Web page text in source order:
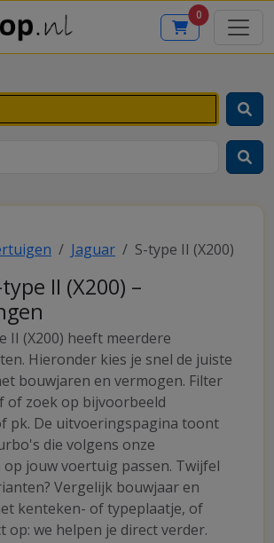
0
Jaguar S-type II (X200)
II (X200) –
II (X200) heeft meerdere
Hieronder kies je snel de juiste
bouwjaren en vermogen. Filter
of zoek op bijvoorbeeld
pk. De uitvoeringspagina toont
die volgens onze
jouw voertuig passen. Twijfel
Vergelijk bouwjaar en
kenteken- of typeplaatje, of
op: we helpen je direct verder.